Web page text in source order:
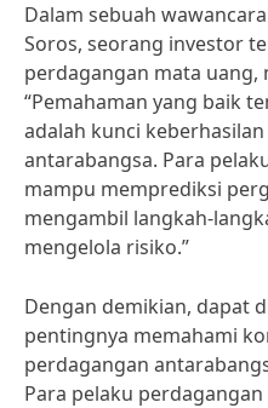
Dalam sebuah
Soros, seorang investor
perdagangan mata uang,
“Pemahaman yang baik
adalah kunci
antarabangsa. Para
mampu memprediksi
mengambil langkah-
mengelola risiko.”
Dengan demikian, dapat
pentingnya memahami
perdagangan
Para pelaku